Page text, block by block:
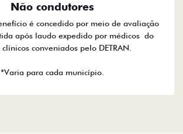
Não condutores
é concedido por meio de avaliação
após laudo expedido por médicos do
clínicos conveniados pelo DETRAN.
*Varia para cada município.